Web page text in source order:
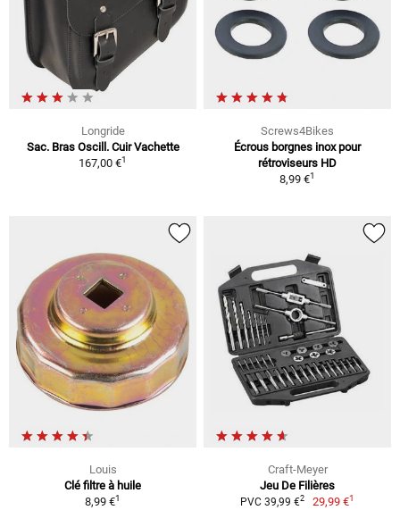
Longride
Sac. Bras Oscill. Cuir Vachette
167,00 €1
Screws4Bikes
Écrous borgnes inox pour
rétroviseurs HD
8,99 €1
Louis
Clé filtre à huile
8,99 €1
Craft-Meyer
Jeu De Filières
PVC 39,99 €2 29,99 €1